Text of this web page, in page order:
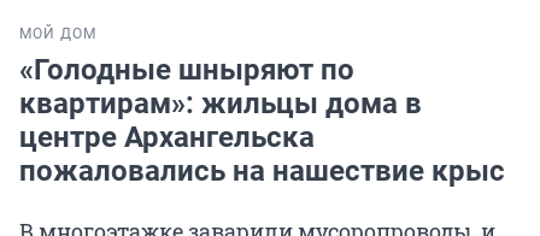
МОЙ ДОМ
«Голодные шныряют по
квартирам»: жильцы дома в
центре Архангельска
пожаловались на нашествие крыс